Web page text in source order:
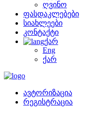
ღვინო
ფასდაკლებები
სიახლეები
კონტაქტი
ქარ
Eng
ქარ
ავტორიზაცია
რეგისტრაცია